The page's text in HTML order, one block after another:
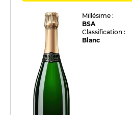
Millésime :
BSA
Classification :
Blanc